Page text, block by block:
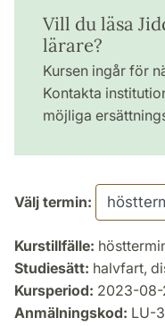
Vill du läsa
lärare?
Kursen ingår för
Kontakta
möjliga
Välj termin:
Kurstillfälle:
Studiesätt: halvfart,
Kursperiod: 2023-08-
Anmälningskod: LU-